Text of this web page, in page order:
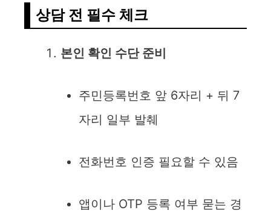
상담 전 필수 체크
본인 확인 수단 준비
주민등록번호 앞 6자리 + 뒤 7
자리 일부 발췌
전화번호 인증 필요할 수 있음
앱이나 OTP 등록 여부 묻는 경